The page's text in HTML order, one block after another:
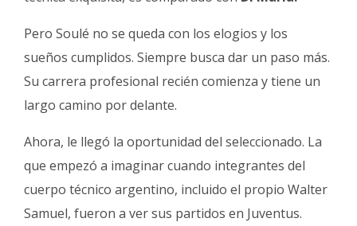
Pero Soulé no se queda con los elogios y los
sueños cumplidos. Siempre busca dar un paso más.
Su carrera profesional recién comienza y tiene un
largo camino por delante.
Ahora, le llegó la oportunidad del seleccionado. La
que empezó a imaginar cuando integrantes del
cuerpo técnico argentino, incluido el propio Walter
Samuel, fueron a ver sus partidos en Juventus.